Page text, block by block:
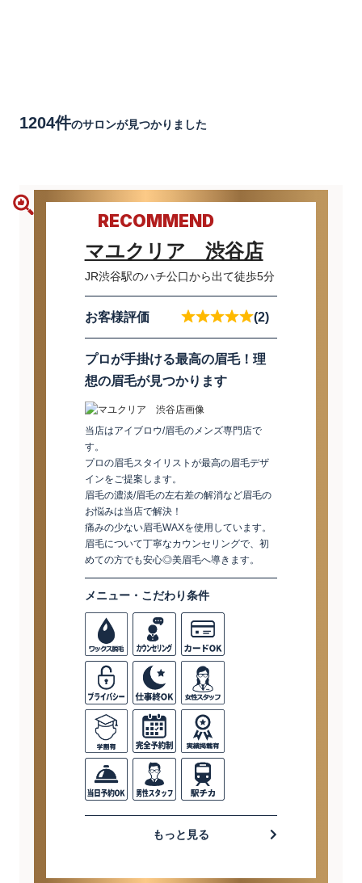
1204件のサロンが見つかりました
RECOMMEND
マユクリア 渋谷店
JR渋谷駅のハチ公口から出て徒歩5分
お客様評価 (2)
プロが手掛ける最高の眉毛！理
想の眉毛が見つかります
当店はアイブロウ/眉毛のメンズ専門店で
す。
プロの眉毛スタイリストが最高の眉毛デザ
インをご提案します。
眉毛の濃淡/眉毛の左右差の解消など眉毛の
お悩みは当店で解決！
痛みの少ない眉毛WAXを使用しています。
眉毛について丁寧なカウンセリングで、初
めての方でも安心◎美眉毛へ導きます。
メニュー・こだわり条件
もっと見る